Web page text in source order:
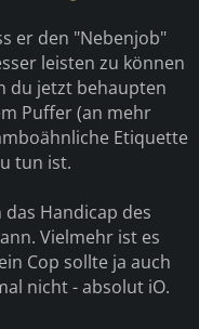
er den "Nebenjob"
leisten zu können
du jetzt behaupten
Puffer (an mehr
Etiquette
tun ist.
Handicap des
Vielmehr ist es
Cop sollte ja auch
nicht - absolut iO.